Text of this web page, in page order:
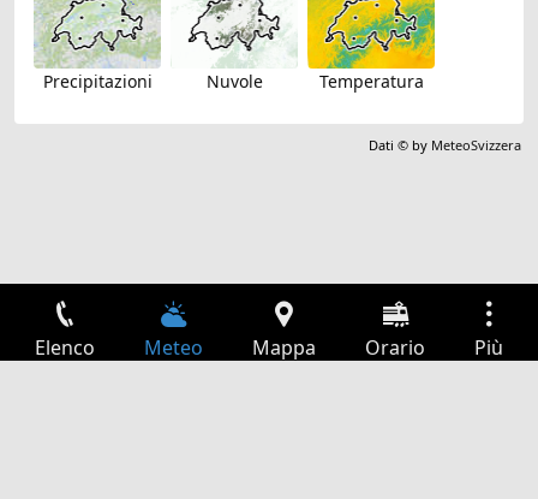
Precipitazioni Nuvole Temperatura
Dati © by MeteoSvizzera
Elenco Meteo Mappa Orario Più